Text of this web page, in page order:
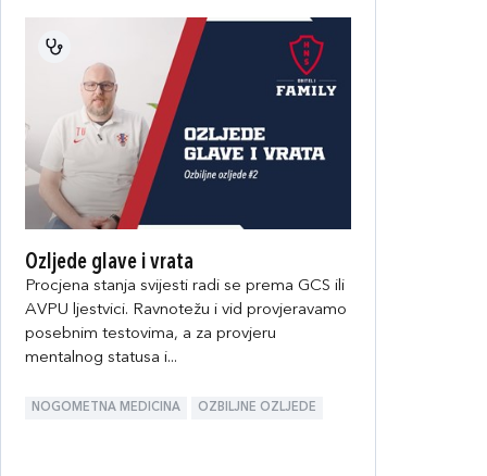
Ozljede glave i vrata
Procjena stanja svijesti radi se prema GCS ili
AVPU ljestvici. Ravnotežu i vid provjeravamo
posebnim testovima, a za provjeru
mentalnog statusa i...
NOGOMETNA MEDICINA OZBILJNE OZLJEDE